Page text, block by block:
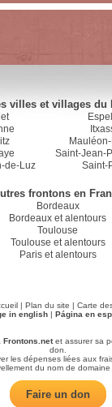
villes et villages du
de-Luz
Saint-Jean-
Saint-
frontons en
Bordeaux
Bordeaux et alentours
Toulouse
Toulouse et alentours
Paris et alentours
| Plan du site | Carte
in english | Página en
Frontons.netet assurer sa
don.
les dépenses liées aux
du nom de domaine
Faire un don